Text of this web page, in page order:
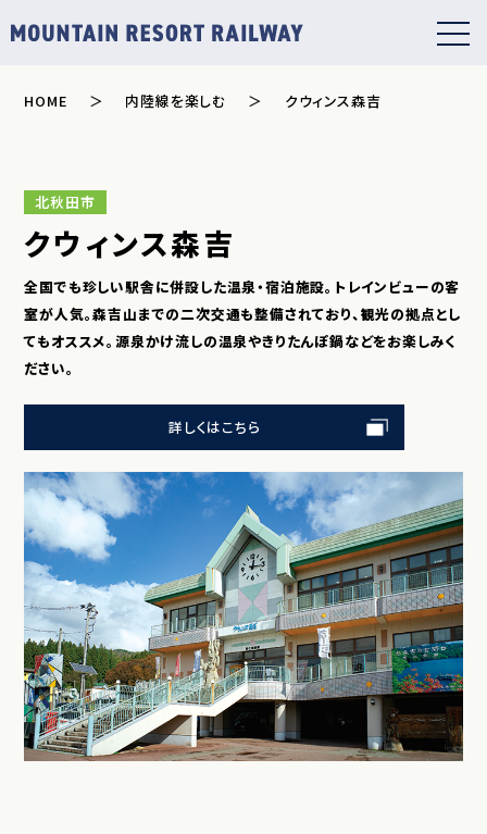
HOME 内陸線を楽しむ クウィンス森吉
北秋田市
クウィンス森吉
全国でも珍しい駅舎に併設した温泉・宿泊施設。トレインビューの客
室が人気。森吉山までの二次交通も整備されており、観光の拠点とし
てもオススメ。源泉かけ流しの温泉やきりたんぽ鍋などをお楽しみく
ださい。
詳しくはこちら